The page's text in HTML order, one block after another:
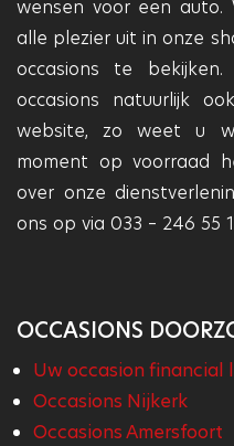
wensen voor een
alle plezier uit in onze
occasions te
occasions natuurlijk
website, zo weet u
moment op voorraad
over onze
ons op via 033 – 246 55
OCCASIONS
Uw occasion financial
Occasions Nijkerk
Occasions Amersfoort